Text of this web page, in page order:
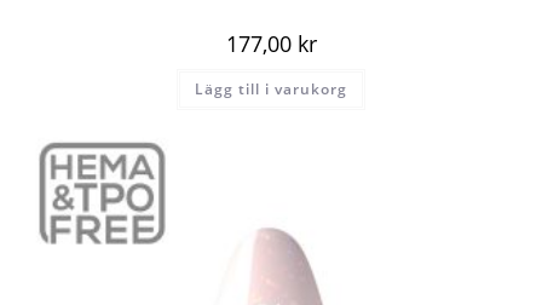
177,00 kr
Lägg till i varukorg